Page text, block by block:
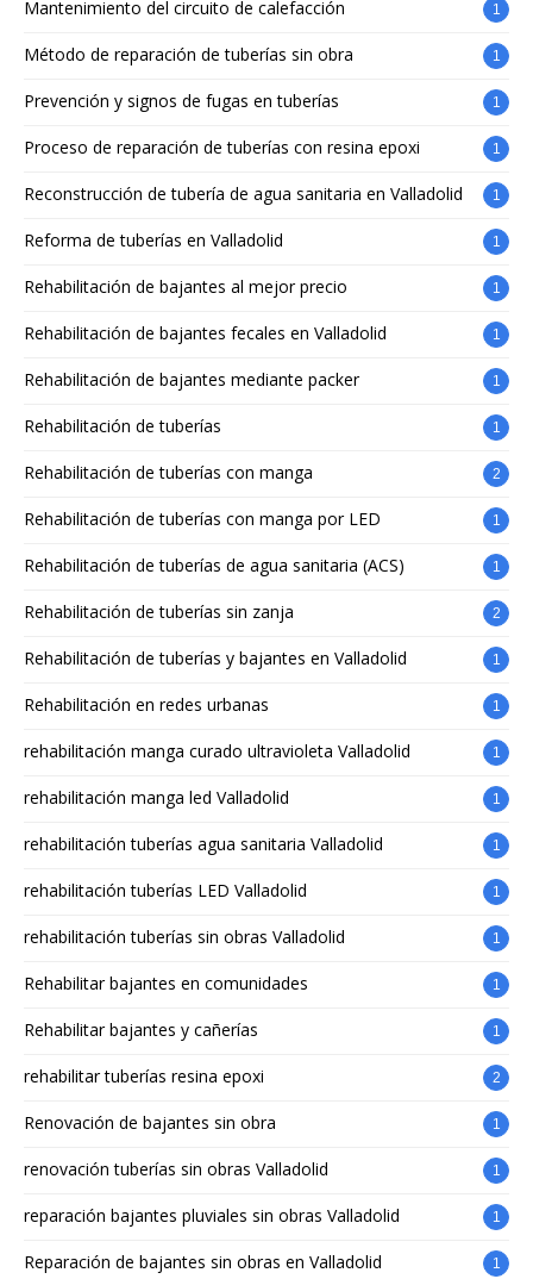
Mantenimiento del circuito de calefacción 1
Método de reparación de tuberías sin obra 1
Prevención y signos de fugas en tuberías 1
Proceso de reparación de tuberías con resina epoxi 1
Reconstrucción de tubería de agua sanitaria en Valladolid 1
Reforma de tuberías en Valladolid 1
Rehabilitación de bajantes al mejor precio 1
Rehabilitación de bajantes fecales en Valladolid 1
Rehabilitación de bajantes mediante packer 1
Rehabilitación de tuberías 1
Rehabilitación de tuberías con manga 2
Rehabilitación de tuberías con manga por LED 1
Rehabilitación de tuberías de agua sanitaria (ACS) 1
Rehabilitación de tuberías sin zanja 2
Rehabilitación de tuberías y bajantes en Valladolid 1
Rehabilitación en redes urbanas 1
rehabilitación manga curado ultravioleta Valladolid 1
rehabilitación manga led Valladolid 1
rehabilitación tuberías agua sanitaria Valladolid 1
rehabilitación tuberías LED Valladolid 1
rehabilitación tuberías sin obras Valladolid 1
Rehabilitar bajantes en comunidades 1
Rehabilitar bajantes y cañerías 1
rehabilitar tuberías resina epoxi 2
Renovación de bajantes sin obra 1
renovación tuberías sin obras Valladolid 1
reparación bajantes pluviales sin obras Valladolid 1
Reparación de bajantes sin obras en Valladolid 1